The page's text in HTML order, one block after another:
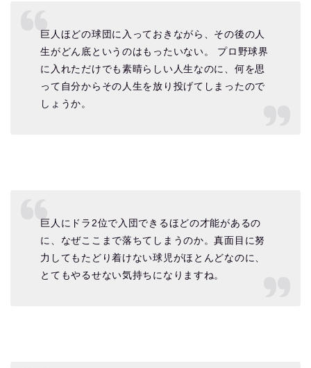
巨人ほどの球団に入っておきながら、その後の人
生がどん底というのはもったいない。 プロ野球界
に入れただけでも素晴らしい人生なのに、何を思
って自分からその人生を放り投げてしまったので
しょうか。
巨人にドラ2位で入団できるほどの才能があるの
に、なぜここまで落ちてしまうのか。真面目に努
力してもたどり着けない球児がほとんどなのに、
とてもやるせない気持ちになりますね。